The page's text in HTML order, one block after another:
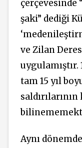
çerçevesinde
şaki” dediği
ve Zilan
uygulamıştır.
tam 15 yıl
Aynı